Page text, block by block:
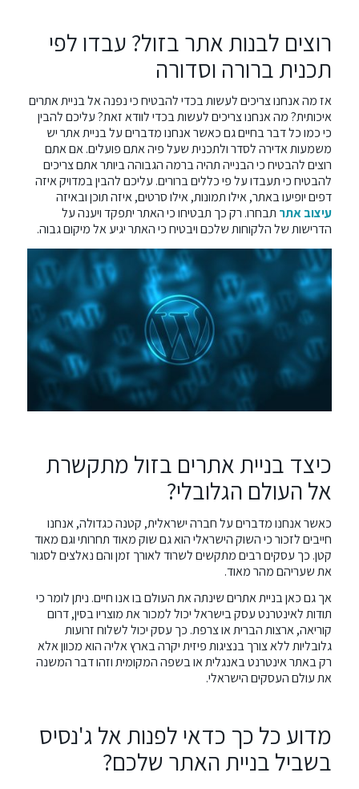
רוצים לבנות אתר בזול? עבדו לפי
תכנית ברורה וסדורה
אז מה אנחנו צריכים לעשות בכדי להבטיח כי נפנה אל בניית אתרים
איכותית? מה אנחנו צריכים לעשות בכדי לוודא זאת? עליכם להבין
כי כמו כל דבר בחיים גם כאשר אנחנו מדברים על בניית אתר יש
משמעות אדירה לסדר ולתכנית שעל פיה אתם פועלים. אם אתם
רוצים להבטיח כי הבנייה תהיה ברמה הגבוהה ביותר אתם צריכים
להבטיח כי תעבדו על פי כללים ברורים. עליכם להבין במדויק איזה
דפים יופיעו באתר, אילו תמונות, אילו סרטים, איזה תוכן ובאיזה
עיצוב אתר תבחרו. רק כך תבטיחו כי האתר יתפקד ויענה על
הדרישות של הלקוחות שלכם ויבטיח כי האתר יגיע אל מיקום גבוה.
כיצד בניית אתרים בזול מתקשרת
אל העולם הגלובלי?
כאשר אנחנו מדברים על חברה ישראלית, קטנה כגדולה, אנחנו
חייבים לזכור כי השוק הישראלי הוא גם שוק מאוד תחרותי וגם מאוד
קטן. כך עסקים רבים מתקשים לשרוד לאורך זמן והם נאלצים לסגור
את שעריהם מהר מאוד.
אך גם כאן בניית אתרים שינתה את העולם בו אנו חיים. ניתן לומר כי
תודות לאינטרנט עסק בישראל יכול למכור את מוצריו בסין, דרום
קוריאה, ארצות הברית או צרפת. כך עסק יכול לשלוח זרועות
גלובליות ללא צורך בנציגות פיזית יקרה בארץ אליה הוא מכוון אלא
רק באתר אינטרנט באנגלית או בשפה המקומית וזהו דבר המשנה
את עולם העסקים הישראלי.
מדוע כל כך כדאי לפנות אל ג'נסיס
בשביל בניית האתר שלכם?